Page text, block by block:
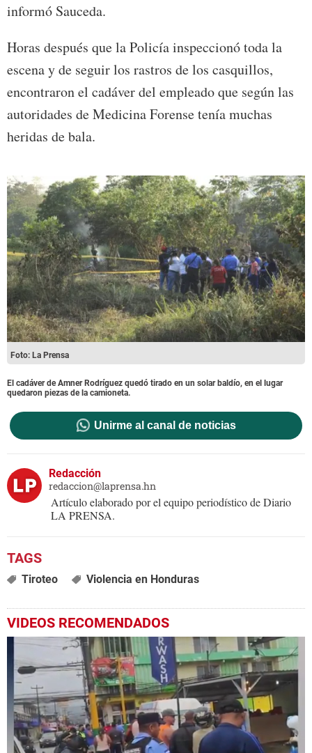
informó Sauceda.
Horas después que la Policía inspeccionó toda la
escena y de seguir los rastros de los casquillos,
encontraron el cadáver del empleado que según las
autoridades de Medicina Forense tenía muchas
heridas de bala.
Foto: La Prensa
El cadáver de Amner Rodríguez quedó tirado en un solar baldío, en el lugar
quedaron piezas de la camioneta.
Unirme al canal de noticias
Redacción
redaccion@laprensa.hn
Artículo elaborado por el equipo periodístico de Diario
LA PRENSA.
Tiroteo Violencia en Honduras
VIDEOS RECOMENDADOS